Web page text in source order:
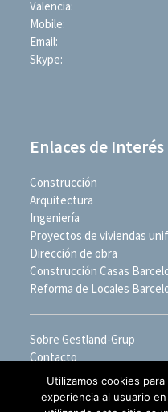
Valencia:
Mobile:
Email:
Skype:
Enlaces de Interés
Construcción
Arquitectura
Ingeniería
Proyectos de viviendas
Dirección de obra
Construcción Casas
Reforma de Locales
Sobre Gestland-Grup
Contacto
Utilizamos cookies
experiencia al usuario